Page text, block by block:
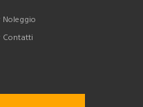
Noleggio
Contatti